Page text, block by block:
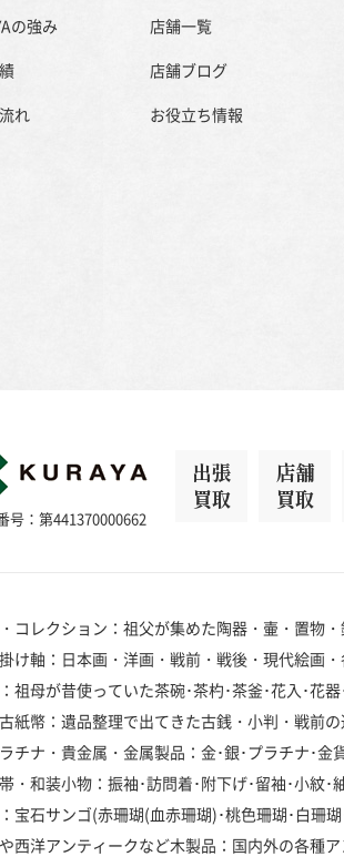
の強み
れ
店舗一覧
店舗ブログ
お役立ち情報
号：第441370000662
出張
買取
店舗
買取
コレクション：祖父が集めた陶器・壷・置物
け軸：日本画・洋画・戦前・戦後・現代絵画
祖母が昔使っていた茶碗･茶杓･茶釜･花入･花
紙幣：遺品整理で出てきた古銭・小判・戦前
チナ・貴金属・金属製品：金･銀･プラチナ･金
・和装小物：振袖･訪問着･附下げ･留袖･小紋
宝石サンゴ(赤珊瑚(血赤珊瑚)･桃色珊瑚･白珊
西洋アンティークなど木製品：国内外の各種